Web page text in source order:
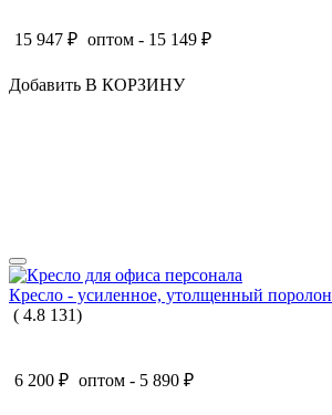
15 947 ₽ оптом - 15 149 ₽
Добавить В КОРЗИНУ
Кресло - усиленное, утолщенный поролон
( 4.8 131)
6 200 ₽ оптом - 5 890 ₽